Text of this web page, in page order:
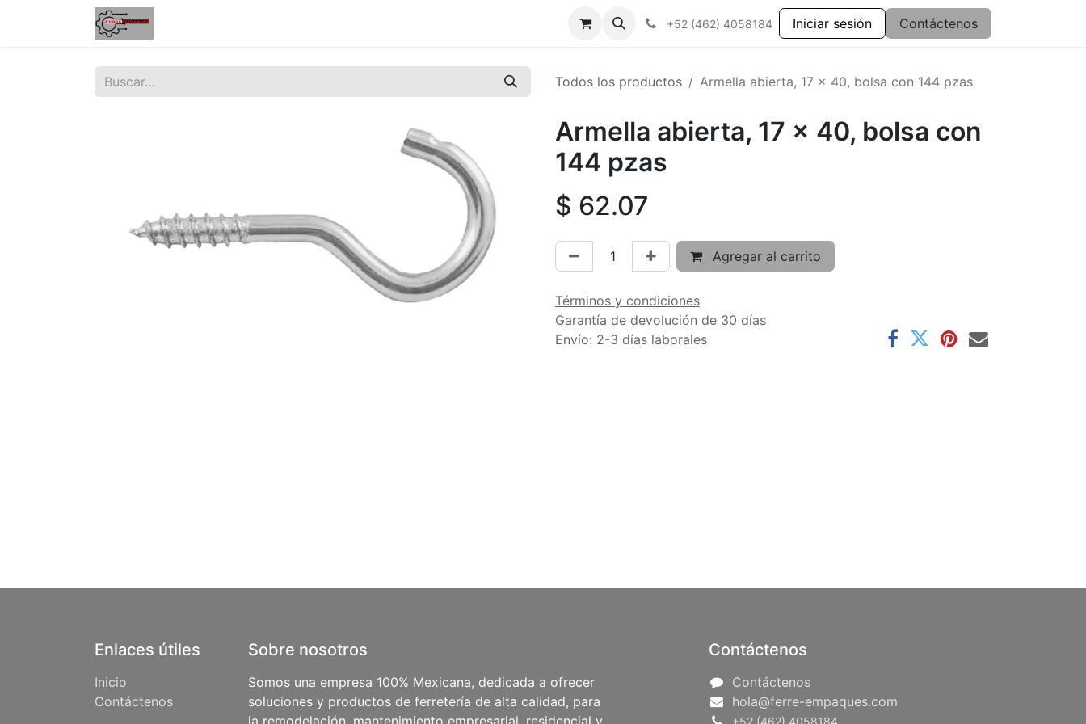
+52 (462) 4058184 Iniciar sesión Contáctenos
Todos los productos Armella abierta, 17 x 40, bolsa con 144 pzas
Armella abierta, 17 x 40, bolsa con
144 pzas
$ 62.07
Agregar al carrito
Términos y condiciones
Garantía de devolución de 30 días
Envío: 2-3 días laborales
Enlaces útiles
Inicio
Contáctenos
Sobre nosotros
Somos una empresa 100% Mexicana, dedicada a ofrecer
soluciones y productos de ferretería de alta calidad, para
la remodelación, mantenimiento empresarial, residencial y
Contáctenos
Contáctenos
hola@ferre-empaques.com
+52 (462) 4058184